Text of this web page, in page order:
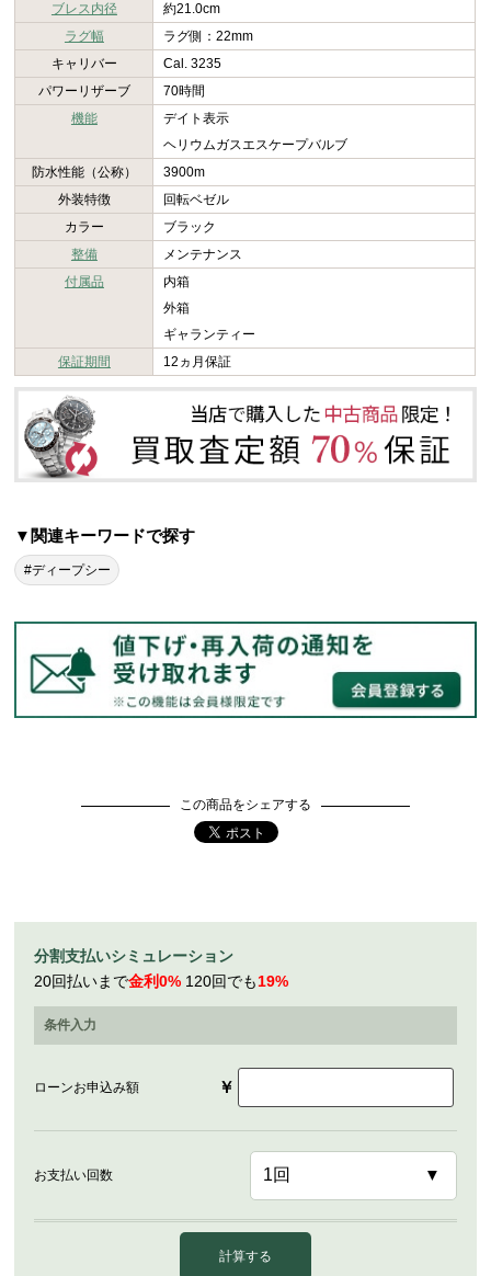
ブレス内径
約21.0cm
ラグ幅
ラグ側：22mm
キャリバー
Cal. 3235
パワーリザーブ
70時間
機能
デイト表示
ヘリウムガスエスケープバルブ
防水性能（公称）
3900m
外装特徴
回転ベゼル
カラー
ブラック
整備
メンテナンス
付属品
内箱
外箱
ギャランティー
保証期間
12ヵ月保証
▼関連キーワードで探す
#ディープシー
この商品をシェアする
分割支払いシミュレーション
20回払いまで金利0% 120回でも19%
条件入力
ローンお申込み額 ￥
お支払い回数
計算する